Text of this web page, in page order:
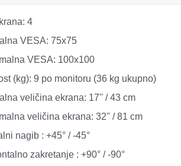
4
VESA: 75x75
VESA: 100x100
(kg): 9 po monitoru (36 kg ukupno)
veličina ekrana: 17'' / 43 cm
veličina ekrana: 32'' / 81 cm
nagib : +45° / -45°
zakretanje : +90° / -90°